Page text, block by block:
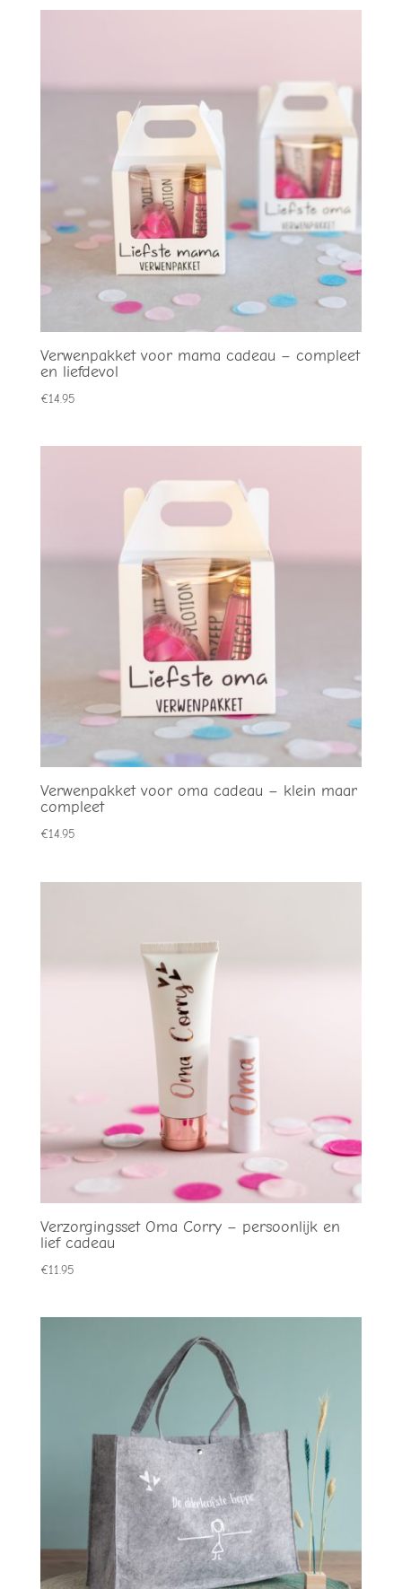
Verwenpakket voor mama cadeau – compleet
en liefdevol
€14.95
Verwenpakket voor oma cadeau – klein maar
compleet
€14.95
Verzorgingsset Oma Corry – persoonlijk en
lief cadeau
€11.95